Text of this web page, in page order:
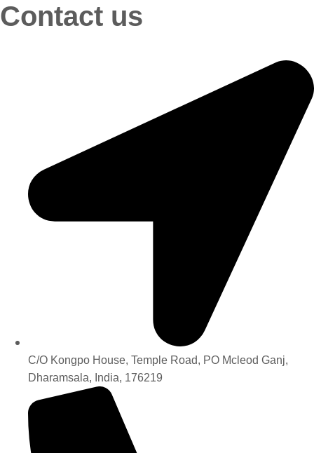
Contact us
C/O Kongpo House, Temple Road, PO Mcleod Ganj,
Dharamsala, India, 176219